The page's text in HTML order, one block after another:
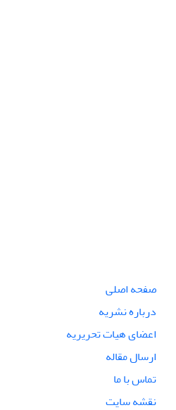
صفحه اصلی
درباره نشریه
اعضای هیات تحریریه
ارسال مقاله
تماس با ما
نقشه سایت